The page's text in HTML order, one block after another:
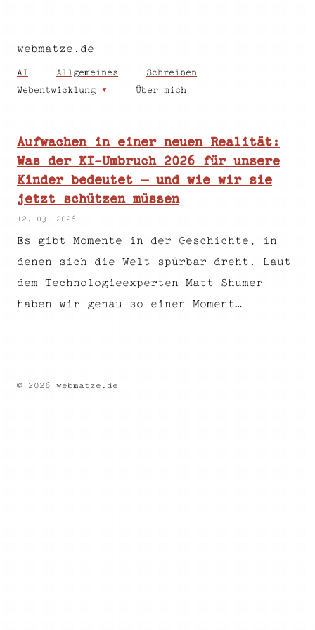
webmatze.de
AI Allgemeines Schreiben
Webentwicklung Über mich
Aufwachen in einer neuen Realität:
Was der KI-Umbruch 2026 für unsere
Kinder bedeutet – und wie wir sie
jetzt schützen müssen
12. 03. 2026
Es gibt Momente in der Geschichte, in
denen sich die Welt spürbar dreht. Laut
dem Technologieexperten Matt Shumer
haben wir genau so einen Moment…
© 2026 webmatze.de